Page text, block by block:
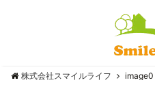
株式会社スマイルライフ image0